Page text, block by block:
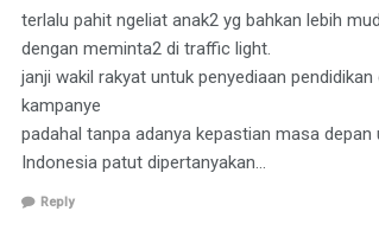
terlalu pahit ngeliat anak2 yg bahkan lebih
dengan meminta2 di traffic light.
janji wakil rakyat untuk penyediaan
kampanye
padahal tanpa adanya kepastian masa
Indonesia patut dipertanyakan…
Reply